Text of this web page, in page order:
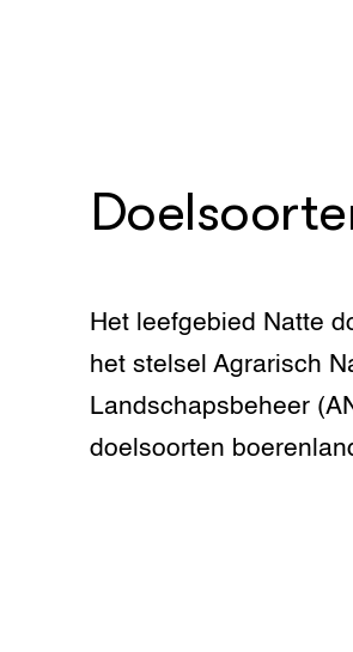
Het leefgebied Natte
het stelsel Agrarisch
Landschapsbeheer
doelsoorten